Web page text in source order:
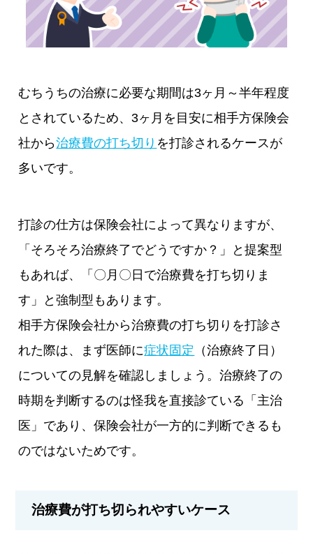
むちうちの治療に必要な期間は3ヶ月～半年程度
とされているため、3ヶ月を目安に相手方保険会
社から治療費の打ち切り を打診されるケースが
多いです。
打診の仕方は保険会社によって異なりますが、
「そろそろ治療終了でどうですか？」と提案型
もあれば、「〇月〇日で治療費を打ち切りま
す」と強制型もあります。
相手方保険会社から治療費の打ち切りを打診さ
れた際は、まず医師に症状固定
（治療終了日）
についての見解を確認しましょう。治療終了の
時期を判断するのは怪我を直接診ている「主治
医」であり、保険会社が一方的に判断できるも
のではないためです。
治療費が打ち切られやすいケース